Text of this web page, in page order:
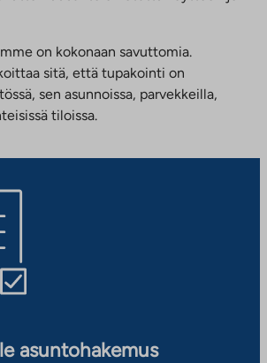
on kokonaan savuttomia.
sitä, että tupakointi on
sen asunnoissa, parvekkeilla,
tiloissa.
asuntohakemus